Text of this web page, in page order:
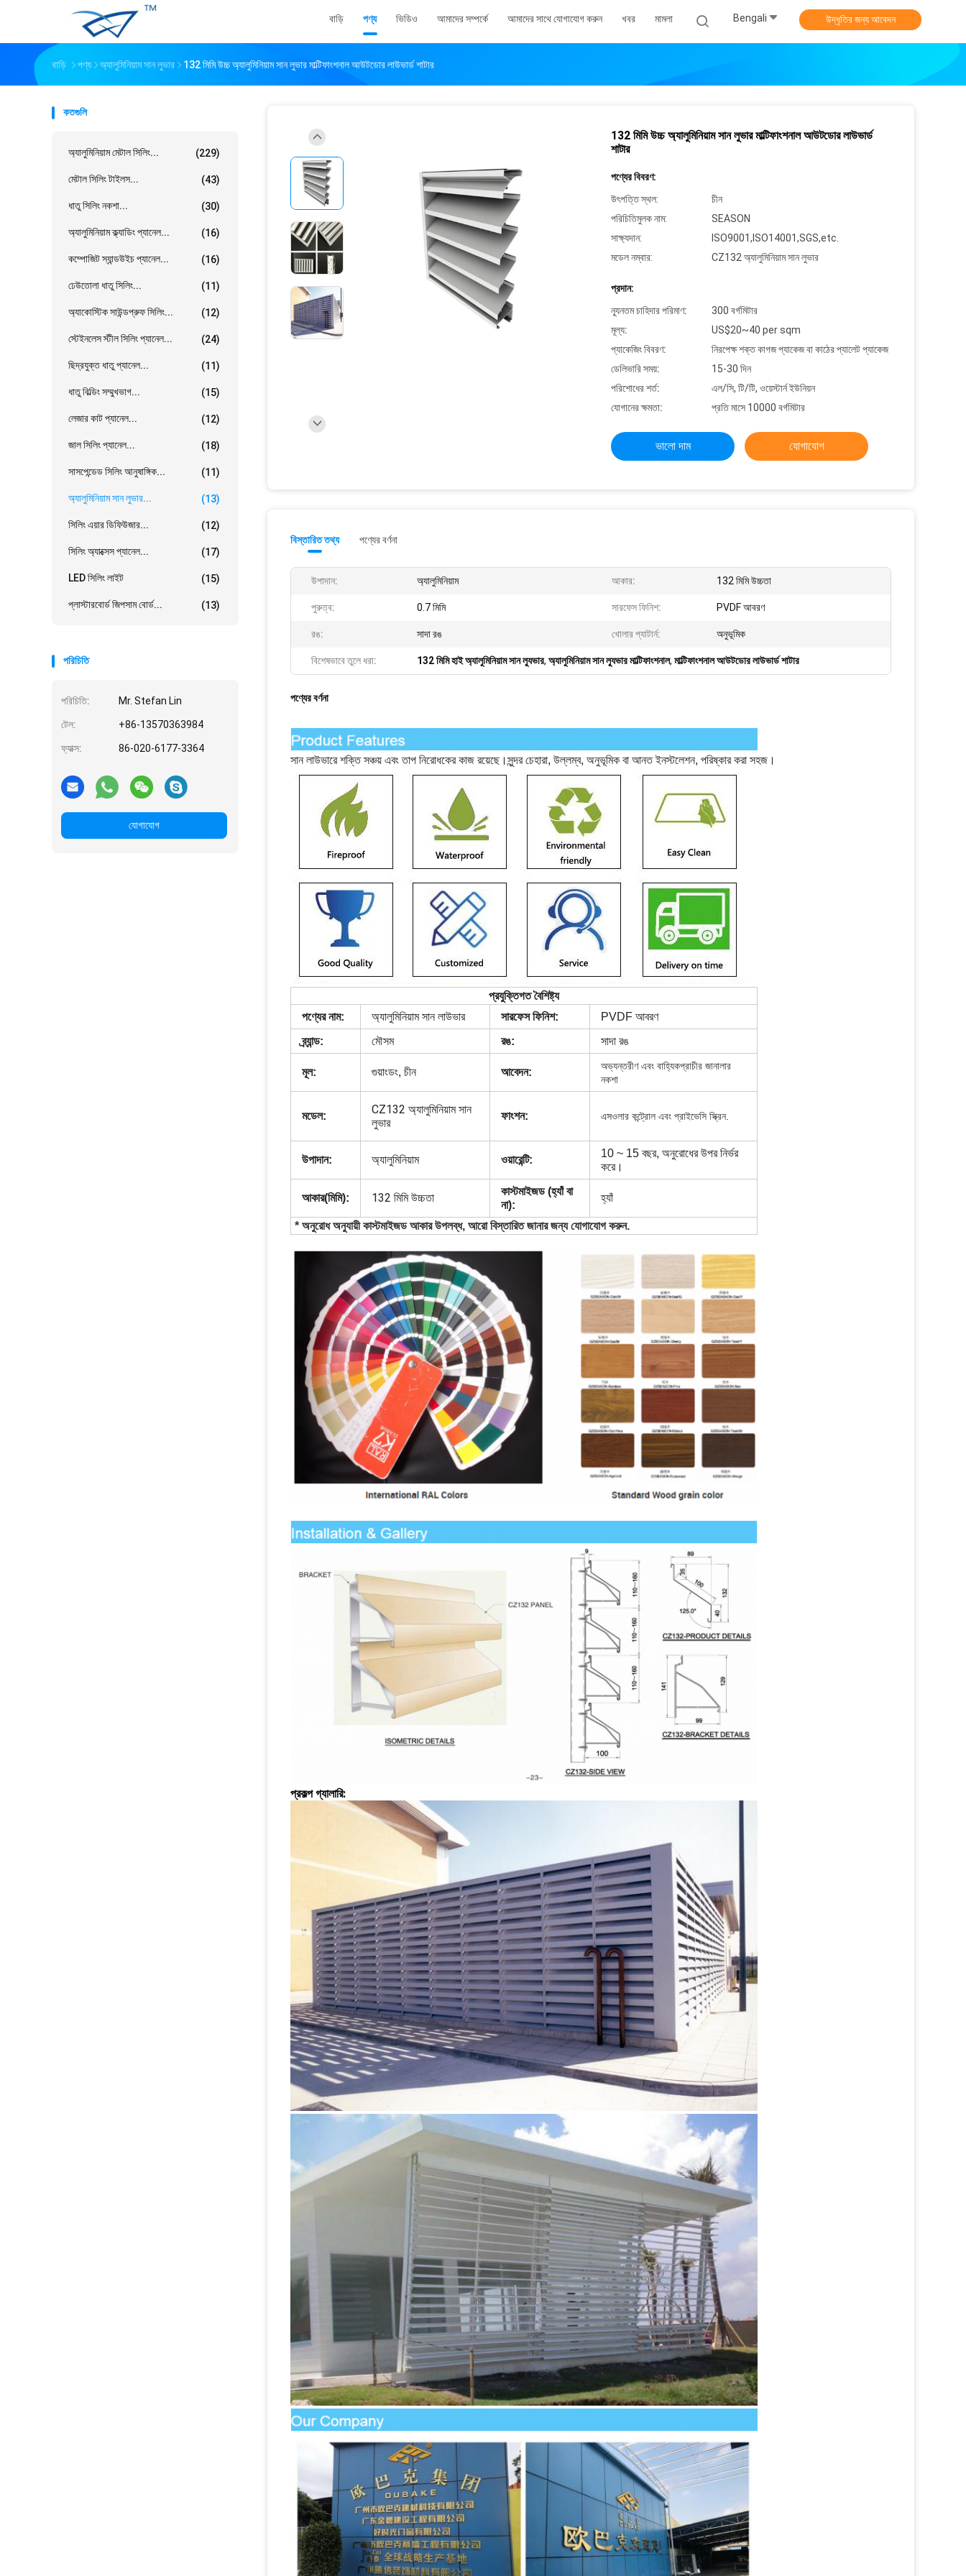
বাড়ি পণ্য ভিডিও আমাদের সম্পর্কে আমাদের সাথে যোগাযোগ করুন খবর মামলা Bengali উদ্ধৃতির জন্য আবেদন
বাড়ি পণ্য অ্যালুমিনিয়াম সান লুভার 132 মিমি উচ্চ অ্যালুমিনিয়াম সান লুভার মাল্টিফাংশনাল আউটডোর লাউভার্ড শাটার
কতগুলি
অ্যালুমিনিয়াম মেটাল সিলিং... (229)
মেটাল সিলিং টাইলস... (43)
ধাতু সিলিং নকশা... (30)
অ্যালুমিনিয়াম ক্ল্যাডিং প্যানেল... (16)
কম্পোজিট স্যান্ডউইচ প্যানেল... (16)
ঢেউতোলা ধাতু সিলিং... (11)
অ্যাকোস্টিক সাউন্ডপ্রুফ সিলিং... (12)
স্টেইনলেস স্টীল সিলিং প্যানেল... (24)
ছিদ্রযুক্ত ধাতু প্যানেল... (11)
ধাতু বিল্ডিং সম্মুখভাগ... (15)
লেজার কাট প্যানেল... (12)
জাল সিলিং প্যানেল... (18)
সাসপেন্ডেড সিলিং আনুষাঙ্গিক... (11)
অ্যালুমিনিয়াম সান লুভার... (13)
সিলিং এয়ার ডিফিউজার... (12)
সিলিং অ্যাক্সেস প্যানেল... (17)
LED সিলিং লাইট (15)
প্লাস্টারবোর্ড জিপসাম বোর্ড... (13)
পরিচিতি
পরিচিতি: Mr. Stefan Lin
টেল: +86-13570363984
ফ্যাক্স: 86-020-6177-3364
যোগাযোগ
132 মিমি উচ্চ অ্যালুমিনিয়াম সান লুভার মাল্টিফাংশনাল আউটডোর লাউভার্ড
শাটার
পণ্যের বিবরণ:
উৎপত্তি স্থল:
চীন
পরিচিতিমুলক নাম:
SEASON
সাক্ষ্যদান:
ISO9001,ISO14001,SGS,etc.
মডেল নম্বার:
CZ132 অ্যালুমিনিয়াম সান লুভার
প্রদান:
ন্যূনতম চাহিদার পরিমাণ:
300 বর্গমিটার
মূল্য:
US$20~40 per sqm
প্যাকেজিং বিবরণ:
নিরপেক্ষ শক্ত কাগজ প্যাকেজ বা কাঠের প্যালেট প্যাকেজ
ডেলিভারি সময়:
15-30 দিন
পরিশোধের শর্ত:
এল/সি, টি/টি, ওয়েস্টার্ন ইউনিয়ন
যোগানের ক্ষমতা:
প্রতি মাসে 10000 বর্গমিটার
ভালো দাম যোগাযোগ
বিস্তারিত তথ্য পণ্যের বর্ণনা
উপাদান: অ্যালুমিনিয়াম আকার: 132 মিমি উচ্চতা
পুরুত্ব: 0.7 মিমি সারফেস ফিনিশ: PVDF আবরণ
রঙ: সাদা রঙ খোলার প্যাটার্ন: অনুভূমিক
বিশেষভাবে তুলে ধরা: 132 মিমি হাই অ্যালুমিনিয়াম সান ল্যুভার, অ্যালুমিনিয়াম সান ল্যুভার মাল্টিফাংশনাল, মাল্টিফাংশনাল আউটডোর লাউভার্ড শাটার
পণ্যের বর্ণনা
সান লাউভারে শক্তি সঞ্চয় এবং তাপ নিরোধকের কাজ রয়েছে।সুন্দর চেহারা, উল্লম্ব, অনুভূমিক বা আনত ইনস্টলেশন, পরিষ্কার করা সহজ।
প্রযুক্তিগত বৈশিষ্ট্য
পণ্যের নাম: অ্যালুমিনিয়াম সান লাউভার সারফেস ফিনিশ:
PVDF আবরণ
ব্র্যান্ড:
মৌসম রঙ: সাদা রঙ
মূল: গুয়াংডং, চীন আবেদন: অভ্যন্তরীণ এবং বাহ্যিকপ্রাচীর জানালার
নকশা
মডেল:
CZ132 অ্যালুমিনিয়াম সান
লুভার
ফাংশন: এসওলার কন্ট্রোল এবং প্রাইভেসি স্ক্রিন.
উপাদান: অ্যালুমিনিয়াম ওয়ারেন্টি:
10 ~ 15 বছর, অনুরোধের উপর নির্ভর
করে।
আকার(মিমি): 132 মিমি উচ্চতা
কাস্টমাইজড (হ্যাঁ বা
না):
হ্যাঁ
* অনুরোধ অনুযায়ী কাস্টমাইজড আকার উপলব্ধ, আরো বিস্তারিত জানার জন্য যোগাযোগ করুন.
প্রকল্প গ্যালারি: